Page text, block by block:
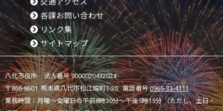
交通アクセス
各課お問い合わせ
リンク集
サイトマップ
八代市役所 法人番号 9000020432024
〒866-8601 熊本県八代市松江城町1-25 電話番号:0965-33-4111
業務時間：月曜～金曜日の午前8時30分～午後5時15分 （ただし、土日・